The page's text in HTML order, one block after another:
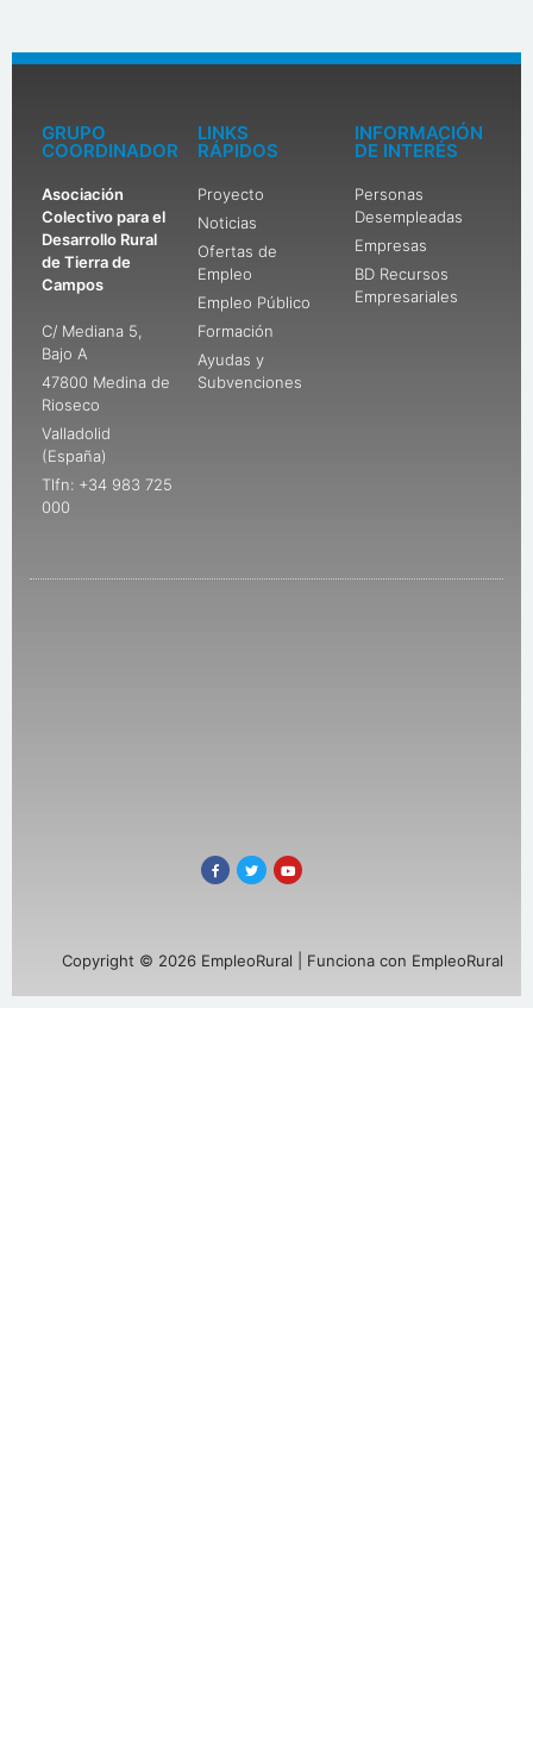
GRUPO
COORDINADOR
Asociación
Colectivo para el
Desarrollo Rural
de Tierra de
Campos
C/ Mediana 5,
Bajo A
47800 Medina de
Rioseco
Valladolid
(España)
Tlfn: +34 983 725
000
LINKS
RÁPIDOS
Proyecto
Noticias
Ofertas de
Empleo
Empleo Público
Formación
Ayudas y
Subvenciones
INFORMACIÓN
DE INTERÉS
Personas
Desempleadas
Empresas
BD Recursos
Empresariales
Copyright © 2026 EmpleoRural | Funciona con EmpleoRural